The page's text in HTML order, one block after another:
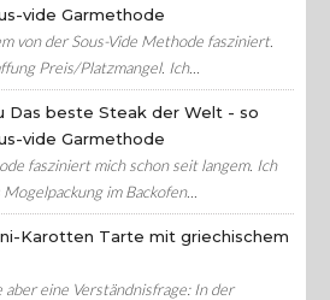
vide Garmethode
von der Sous-Vide Methode fasziniert.
Preis/Platzmangel. Ich...
Das beste Steak der Welt - so
vide Garmethode
fasziniert mich schon seit langem. Ich
im Backofen...
Karotten Tarte mit griechischem
eine Verständnisfrage: In der